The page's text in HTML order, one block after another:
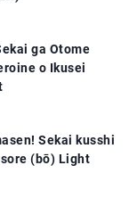
ga Otome
o Ikusei
Sekai kusshi
(bō) Light